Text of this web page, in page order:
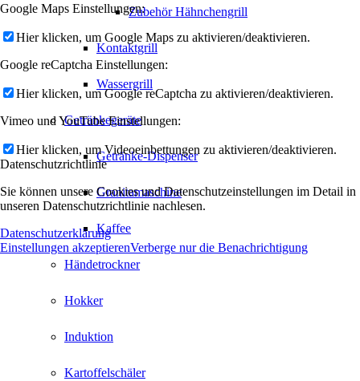
Zubehör Hähnchengrill
Kontaktgrill
Wassergrill
Getränkegeräte
Getränke-Dispenser
Granitamaschine
Kaffee
Händetrockner
Hokker
Induktion
Kartoffelschäler
Google Maps Einstellungen:
Hier klicken, um Google Maps zu aktivieren/deaktivieren.
Google reCaptcha Einstellungen:
Hier klicken, um Google reCaptcha zu aktivieren/deaktivieren.
Vimeo und YouTube Einstellungen:
Hier klicken, um Videoeinbettungen zu aktivieren/deaktivieren.
Datenschutzrichtlinie
Sie können unsere Cookies und Datenschutzeinstellungen im Detail in
unseren Datenschutzrichtlinie nachlesen.
Datenschutzerklärung
Einstellungen akzeptierenVerberge nur die Benachrichtigung